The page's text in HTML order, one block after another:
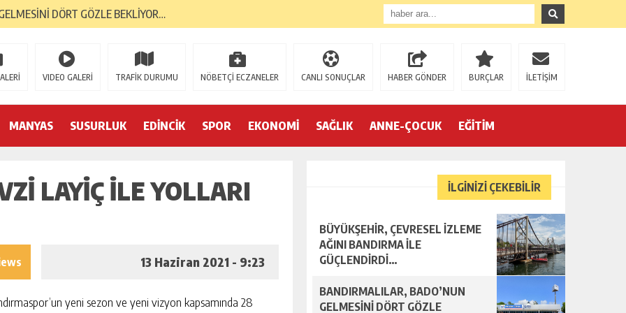
DÖRT GÖZLE BEKLİYOR…
SÜRDÜRDÜ…
DEMOKRASİ PLATFORMU’NDAN…
GAZİLERİNE 52 YIL SONRA AHD-İ VEFA…
YILINDA; 2 BİN 226 MEZUN…
VIDEO GALERİ TRAFİK DURUMU NÖBETÇİ ECZANELER CANLI SONUÇLAR HABER GÖNDER BURÇLAR İLETİŞİM
MANYAS SUSURLUK EDİNCİK SPOR EKONOMİ SAĞLIK ANNE-ÇOCUK EĞİTİM
LAYİÇ İLE YOLLARI
13 Haziran 2021 - 9:23
yeni sezon ve yeni vizyon kapsamında 28
İLGİNİZİ ÇEKEBİLİR
BÜYÜKŞEHİR, ÇEVRESEL İZLEME
AĞINI BANDIRMA İLE
GÜÇLENDİRDİ…
BANDIRMALILAR, BADO’NUN
GELMESİNİ DÖRT GÖZLE